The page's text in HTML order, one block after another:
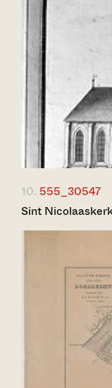
10. 555_30547
Sint